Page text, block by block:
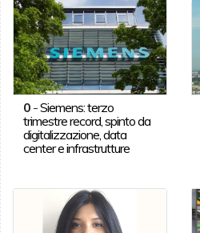
0-Siemens: terzo
trimestre record, spinto da
digitalizzazione, data
center e infrastrutture